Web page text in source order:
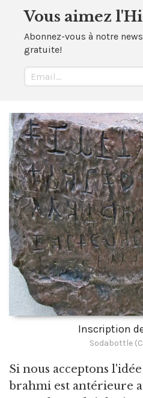
Vous aimez
Abonnez-vous à notre
gratuite!
Inscription
Sodabottle
Si nous acceptons
brahmi est antérieure